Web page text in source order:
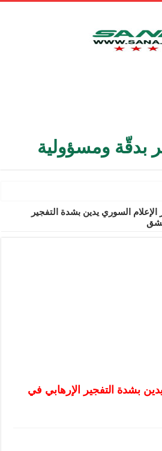
بدقّة ومسؤولية
في ريف اللاذقية تضم 9 جثامين
تعزيز الاستقرار في سوريا
في البحث العلمي وحماية التراث
الإعلام السوري يدين بشدة التفجير
بشدة التفجير الإرهابي في